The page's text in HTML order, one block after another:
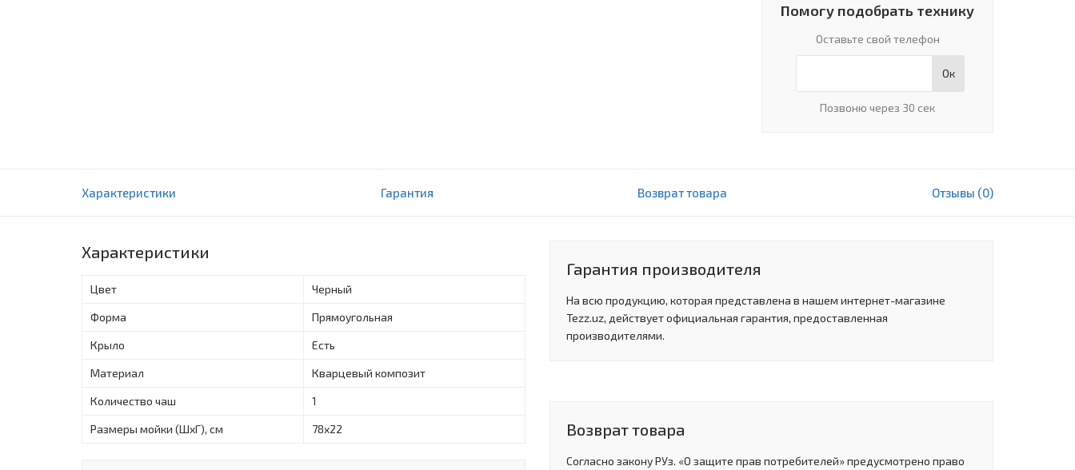
Помогу подобрать технику
Оставьте свой телефон
Ок
Позвоню через 30 сек
В корзину
Характеристики Гарантия Возврат товара Отзывы (0)
Характеристики
Цвет Черный
Форма Прямоугольная
Крыло Есть
Материал Кварцевый композит
Количество чаш 1
Размеры мойки (ШхГ), см 78х22
Гарантия производителя
На всю продукцию, которая представлена в нашем интернет-магазине
Tezz.uz, действует официальная гарантия, предоставленная
производителями.
Возврат товара
Согласно закону РУз. «О защите прав потребителей» предусмотрено право